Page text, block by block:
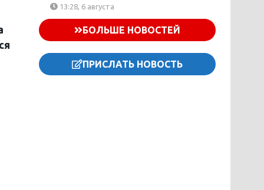
13:28, 6 августа
БОЛЬШЕ НОВОСТЕЙ
ПРИСЛАТЬ НОВОСТЬ